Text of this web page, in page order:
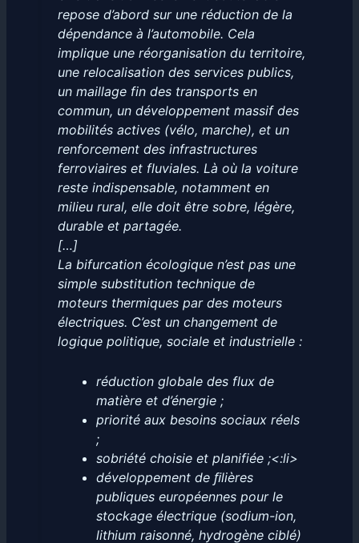
repose d’abord sur une réduction de la
dépendance à l’automobile. Cela
implique une réorganisation du territoire,
une relocalisation des services publics,
un maillage fin des transports en
commun, un développement massif des
mobilités actives (vélo, marche), et un
renforcement des infrastructures
ferroviaires et fluviales. Là où la voiture
reste indispensable, notamment en
milieu rural, elle doit être sobre, légère,
durable et partagée.
[…]
La bifurcation écologique n’est pas une
simple substitution technique de
moteurs thermiques par des moteurs
électriques. C’est un changement de
logique politique, sociale et industrielle :
réduction globale des flux de
matière et d’énergie ;
priorité aux besoins sociaux réels
;
sobriété choisie et planifiée ;<:li>
développement de ﬁlières
publiques européennes pour le
stockage électrique (sodium-ion,
lithium raisonné, hydrogène ciblé)